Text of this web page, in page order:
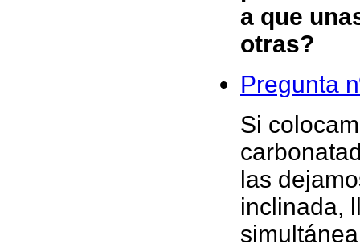
a que
otras?
Pregunta
Si
las
inclinada,